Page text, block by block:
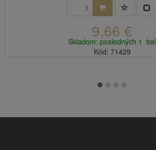
9,66 €
Skladom: posledných 1 bal
Kód: 71429